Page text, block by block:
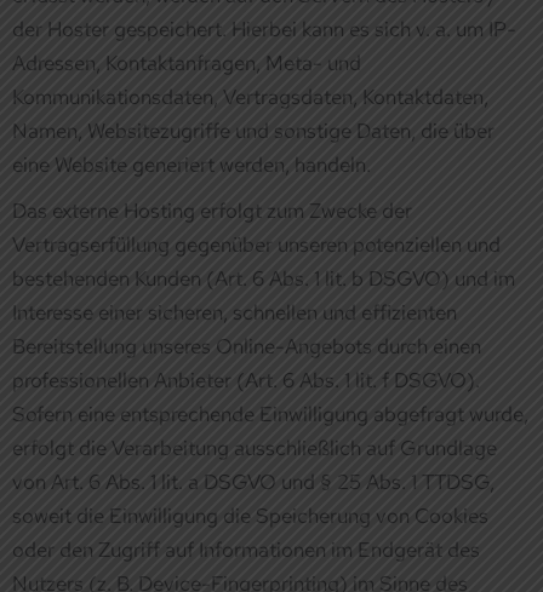
Das externe Hosting erfolgt zum Zwecke der
Vertragserfüllung gegenüber unseren potenziellen und
bestehenden Kunden (Art. 6 Abs. 1 lit. b DSGVO) und im
Interesse einer sicheren, schnellen und effizienten
Bereitstellung unseres Online-Angebots durch einen
Sofern eine entsprechende Einwilligung abgefragt wurde,
erfolgt die Verarbeitung ausschließlich auf Grundlage
von Art. 6 Abs. 1 lit. a DSGVO und § 25 Abs. 1 TTDSG,
soweit die Einwilligung die Speicherung von Cookies
oder den Zugriff auf Informationen im Endgerät des
Nutzers (z. B. Device-Fingerprinting) im Sinne des
TTDSG umfasst. Die Einwilligung ist jederzeit
widerrufbar.
Unser(e) Hoster wird bzw. werden Ihre Daten nur insoweit
verarbeiten, wie dies zur Erfüllung seiner
Leistungspflichten erforderlich ist und unsere Weisungen